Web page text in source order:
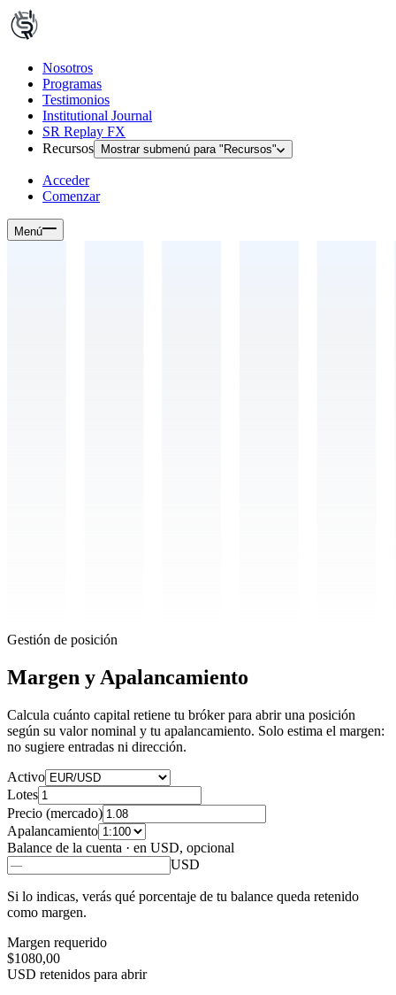
Nosotros
Programas
Testimonios
Institutional Journal
SR Replay FX
Recursos
Mostrar submenú para " Recursos"
Acceder
Comenzar
Menú
Gestión de posición
Margen y Apalancamiento
Calcula cuánto capital retiene tu bróker para abrir una posición
según su valor nominal y tu apalancamiento. Solo estima el margen:
no sugiere entradas ni dirección.
Activo
Lotes
Precio (mercado)
Apalancamiento
Balance de la cuenta · en USD, opcional
USD
Si lo indicas, verás qué porcentaje de tu balance queda retenido
como margen.
Margen requerido
$1080,00
USD retenidos para abrir